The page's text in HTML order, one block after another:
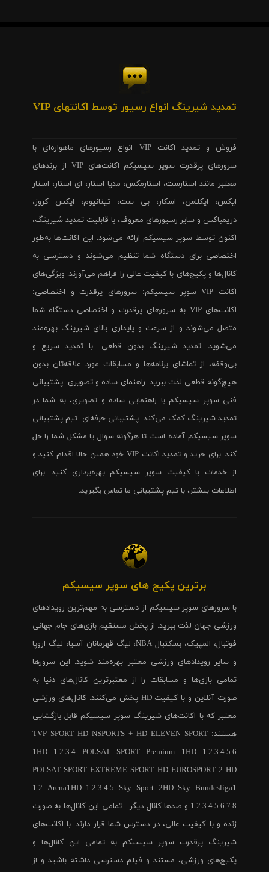
تمدید شیرینگ انواع رسیور توسط اکانتهای VIP
فروش و تمدید اکانت VIP انواع رسیورهای ماهواره‌ای با
سرورهای پرقدرت سوپر سیسیکم اکانت‌های VIP از برندهای
معتبر مانند استارست، استارمکس، مدیا استار، ای استار، استار
ایکس، ایکلاس، اسکار، بی ست، تیتانیوم، ایکس کروز،
دریمباکس و سایر رسیورهای معروف، با قابلیت تمدید شیرینگ،
اکنون توسط سوپر سیسیکم ارائه می‌شود. این اکانت‌ها به‌طور
اختصاصی برای دستگاه شما تنظیم می‌شوند و دسترسی به
کانال‌ها و پکیج‌های با کیفیت عالی را فراهم می‌آورند. ویژگی‌های
اکانت VIP سوپر سیسیکم: سرورهای پرقدرت و اختصاصی:
اکانت‌های VIP به سرورهای پرقدرت و اختصاصی دستگاه شما
متصل می‌شوند و از سرعت و پایداری بالای شیرینگ بهره‌مند
می‌شوید. تمدید شیرینگ بدون قطعی: با تمدید سریع و
بی‌وقفه، از تماشای برنامه‌ها و مسابقات مورد علاقه‌تان بدون
هیچ‌گونه قطعی لذت ببرید. راهنمای ساده و تصویری: پشتیبانی
فنی سوپر سیسیکم با راهنمایی ساده و تصویری، به شما در
تمدید شیرینگ کمک می‌کند. پشتیبانی حرفه‌ای: تیم پشتیبانی
سوپر سیسیکم آماده است تا هرگونه سوال یا مشکل شما را حل
کند. برای خرید و تمدید اکانت VIP خود همین حالا اقدام کنید و
از خدمات با کیفیت سوپر سیسیکم بهره‌برداری کنید. برای
اطلاعات بیشتر، با تیم پشتیبانی ما تماس بگیرید.
برترین پکیج های سوپر سیسیکم
با سرورهای سوپر سیسیکم از دسترسی به مهم‌ترین رویدادهای
ورزشی جهان لذت ببرید. از پخش مستقیم بازی‌های جام جهانی
فوتبال، المپیک، بسکتبال NBA، لیگ قهرمانان آسیا، لیگ اروپا
و سایر رویدادهای ورزشی معتبر بهره‌مند شوید. این سرورها
تمامی بازی‌ها و مسابقات را از معتبرترین کانال‌های دنیا به
صورت آنلاین و با کیفیت HD پخش می‌کنند. کانال‌های ورزشی
معتبر که با اکانت‌های شیرینگ سوپر سیسیکم قابل بازگشایی
هستند: TVP SPORT HD NSPORTS + HD ELEVEN SPORT
1HD 1.2.3.4 POLSAT SPORT Premium 1HD 1.2.3.4.5.6
POLSAT SPORT EXTREME SPORT HD EUROSPORT 2 HD
1.2 Arena1HD 1.2.3.4.5 Sky Sport 2HD Sky Bundesliga1
1.2.3.4.5.6.7.8 و صدها کانال دیگر... تمامی این کانال‌ها به صورت
زنده و با کیفیت عالی، در دسترس شما قرار دارند. با اکانت‌های
شیرینگ پرقدرت سوپر سیسیکم به تمامی این کانال‌ها و
پکیج‌های ورزشی، مستند و فیلم دسترسی داشته باشید و از